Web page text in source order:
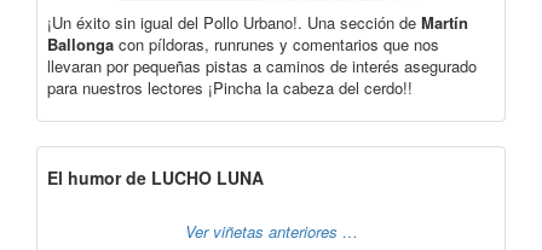
¡Un éxito sin igual del Pollo Urbano!. Una sección de Martín
Ballonga con píldoras, runrunes y comentarios que nos
llevaran por pequeñas pistas a caminos de interés asegurado
para nuestros lectores ¡Pincha la cabeza del cerdo!!
El humor de LUCHO LUNA
Ver viñetas anteriores …